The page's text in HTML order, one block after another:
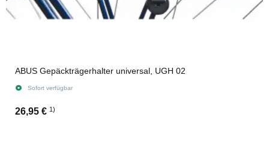
ABUS Gepäckträgerhalter universal, UGH 02
Sofort verfügbar
26,95 € 1)